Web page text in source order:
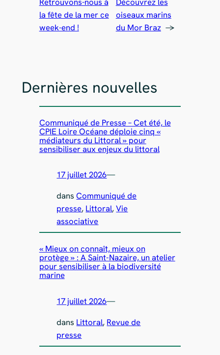
la fête de la mer ce
week-end !
oiseaux marins
du Mor Braz →
Dernières nouvelles
Communiqué de Presse – Cet été, le
CPIE Loire Océane déploie cinq «
médiateurs du Littoral » pour
sensibiliser aux enjeux du littoral
17 juillet 2026—
dansCommuniqué de
presse, Littoral, Vie
associative
« Mieux on connaît, mieux on
protège » : A Saint-Nazaire, un atelier
pour sensibiliser à la biodiversité
marine
17 juillet 2026—
dans Littoral, Revue de
presse